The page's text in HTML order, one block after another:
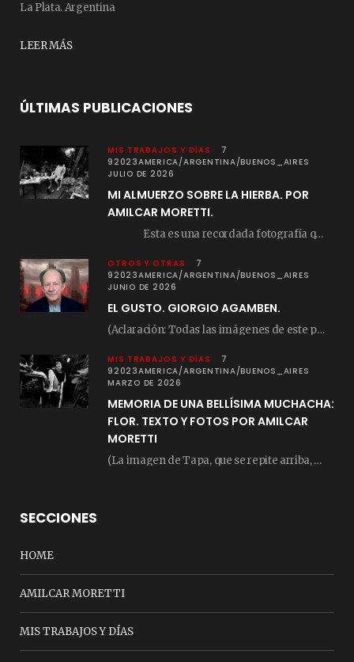
La Plata. Argentina
LEER MÁS
ÚLTIMAS PUBLICACIONES
MIS TRABAJOS Y DÍAS
7
92023AMERICA/ARGENTINA/BUENOS_AIRES
JULIO DE 2026
MI ALMUERZO SOBRE LA HIERBA. POR
AMILCAR MORETTI.
Esta es una recordada fotografía que registré…
OTROS Y OTRAS
7
92023AMERICA/ARGENTINA/BUENOS_AIRES
JUNIO DE 2026
EL GUSTO. GIORGIO AGAMBEN.
(Aclaración: Todas las imágenes de este posteo fueron tomadas de Bloghemia.com, y todos los…
MIS TRABAJOS Y DÍAS
7
92023AMERICA/ARGENTINA/BUENOS_AIRES
MARZO DE 2026
MEMORIA DE UNA BELLÍSIMA MUCHACHA:
FLOR. TEXTO Y FOTOS POR AMILCAR
MORETTI
(La imagen de Tapa, que se repite arriba, fue compuesta por Amilcar Moretti el viernes…
SECCIONES
HOME
AMILCAR MORETTI
MIS TRABAJOS Y DÍAS